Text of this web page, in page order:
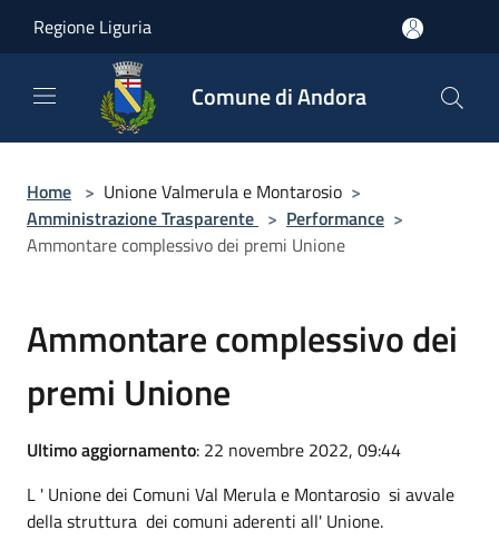
Regione Liguria
Comune di Andora
Home > Unione Valmerula e Montarosio >
Amministrazione Trasparente > Performance >
Ammontare complessivo dei premi Unione
Ammontare complessivo dei
premi Unione
Ultimo aggiornamento: 22 novembre 2022, 09:44
L ' Unione dei Comuni Val Merula e Montarosio si avvale
della struttura dei comuni aderenti all' Unione.